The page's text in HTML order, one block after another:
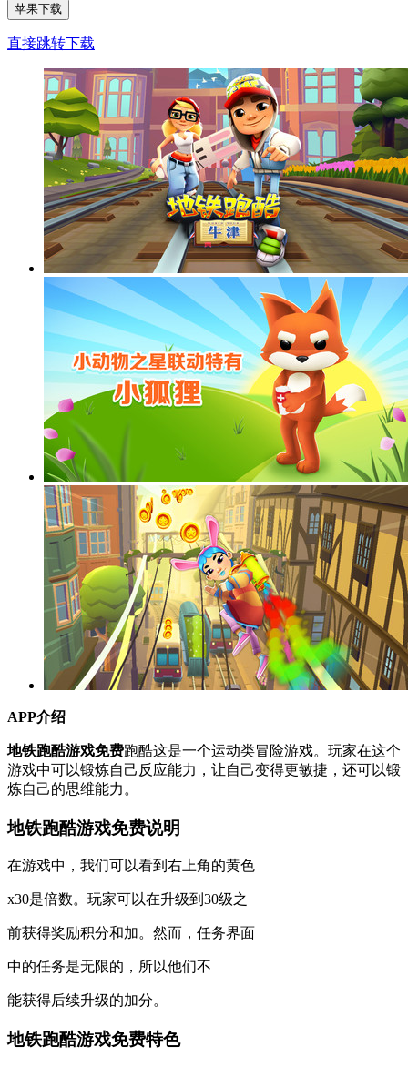
苹果下载
直接跳转下载
APP介绍
地铁跑酷游戏免费跑酷这是一个运动类冒险游戏。玩家在这个
游戏中可以锻炼自己反应能力，让自己变得更敏捷，还可以锻
炼自己的思维能力。
地铁跑酷游戏免费说明
在游戏中，我们可以看到右上角的黄色
x30是倍数。玩家可以在升级到30级之
前获得奖励积分和加。然而，任务界面
中的任务是无限的，所以他们不
能获得后续升级的加分。
地铁跑酷游戏免费特色